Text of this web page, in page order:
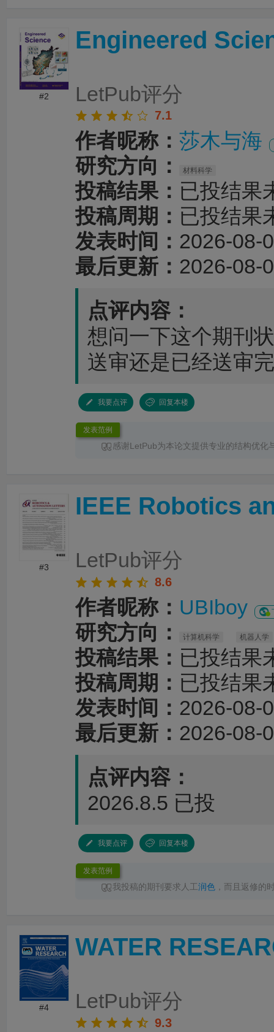
景、材料设计思路、性能分析及机理讨论之
清晰，论文创新点也得到了更加突出的呈现
整个服务过程中沟通及时、反馈高效，修改
有针对性，为论文顺利投稿并发表于
提供了重要帮助。
#2
Engineered
LetPub评分
7.1
作者昵称： 莎木与海
研究方向：
材料科学
投稿结果： 已投结果
投稿周期： 已投结果
发表时间： 2026-08-
最后更新： 2026-08-
点评内容：
想问一下这个期刊
送审还是已经送审
我要点评 回复本楼
发表范例
感谢LetPub为本论文提供专业的结构优化
时，编辑对英文语法、专业术语和句式表达进
改，有效提升了论文的规范性、准确性和可
#3
IEEE Robotics
LetPub评分
8.6
作者昵称： UBIboy
研究方向： 计算机科学 机器人学
投稿结果： 已投结果
投稿周期： 已投结果
发表时间： 2026-08-
最后更新： 2026-08-
点评内容：
2026.8.5 已投
我要点评 回复本楼
发表范例
我投稿的期刊要求人工润色 ，而且返修的
#4
WATER
LetPub评分
9.3